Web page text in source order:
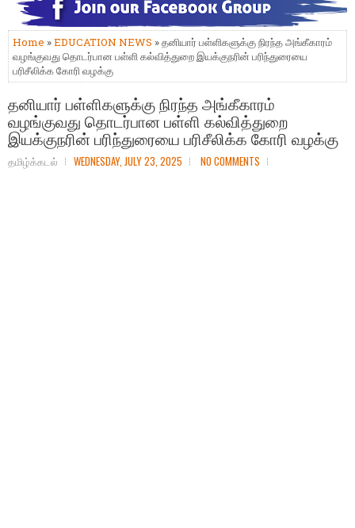
Home »EDUCATION NEWS » தனியார் பள்ளிகளுக்கு நிரந்த அங்கீகாரம்
வழங்குவது தொடர்பான பள்ளி கல்வித்துறை இயக்குநரின் பரிந்துரையை
பரிசீலிக்க கோரி வழக்கு
தனியார் பள்ளிகளுக்கு நிரந்த அங்கீகாரம்
வழங்குவது தொடர்பான பள்ளி கல்வித்துறை
இயக்குநரின் பரிந்துரையை பரிசீலிக்க கோரி வழக்கு
தமிழ்க்கடல் WEDNESDAY, JULY 23, 2025 NO COMMENTS